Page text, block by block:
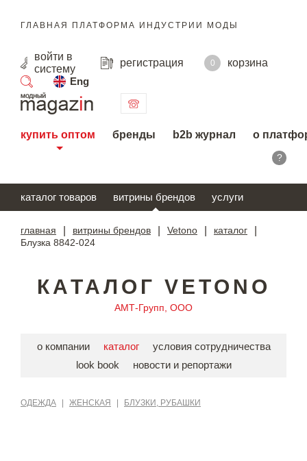
ГЛАВНАЯ ПЛАТФОРМА ИНДУСТРИИ МОДЫ
войти в
систему
регистрация 0
корзина
Eng
поиск
купить оптом бренды b2b журнал о
?
каталог товаров витрины брендов услуги
главная витрины брендов Vetono каталог
Блузка 8842-024
КАТАЛОГ VETONO
АМТ-Групп, ООО
о компании каталог
условия сотрудничества
look book
новости и репортажи
ОДЕЖДА ЖЕНСКАЯ БЛУЗКИ, РУБАШКИ